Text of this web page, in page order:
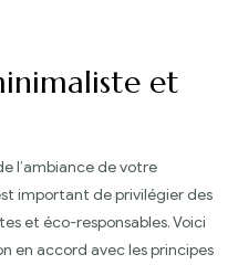
et
l’ambiance de votre
important de privilégier des
et éco-responsables. Voici
en accord avec les principes